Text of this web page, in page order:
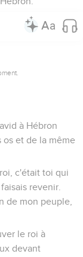
à Hébron
os et de la même
c'était toi qui
revenir.
de mon peuple,
le roi à
devant